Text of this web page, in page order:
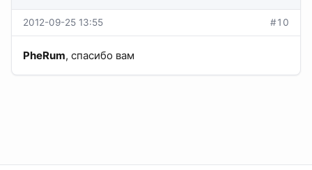
2012-09-25 13:55 #10
PheRum, спасибо вам